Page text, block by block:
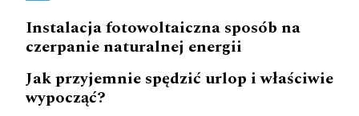
Instalacja fotowoltaiczna sposób na
czerpanie naturalnej energii
Jak przyjemnie spędzić urlop i właściwie
wypocząć?